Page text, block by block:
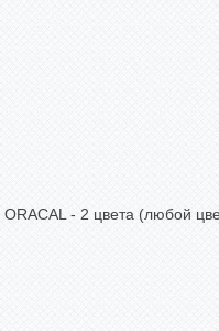
- 2 цвета (любой